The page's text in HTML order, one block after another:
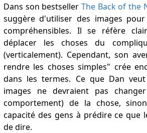
Dans son bestseller The Back of the
suggère d'utiliser des images
compréhensibles. Il se réfère
déplacer les choses du
(verticalement). Cependant, son
rendre les choses simples" crée
dans les termes. Ce que Dan
images ne devraient pas
comportement) de la chose,
capacité des gens à prédire ce que
de dire.